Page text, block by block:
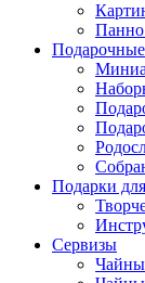
Панно
Подарки
Cервизы